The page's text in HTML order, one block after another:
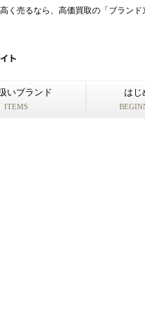
売るなら、高価買取の「ブランド
いブランド
ITEMS
はじ